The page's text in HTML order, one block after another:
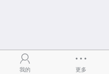
我的 更多